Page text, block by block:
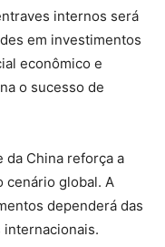
internos será
em investimentos
econômico e
o sucesso de
da China reforça a
cenário global. A
dependerá das